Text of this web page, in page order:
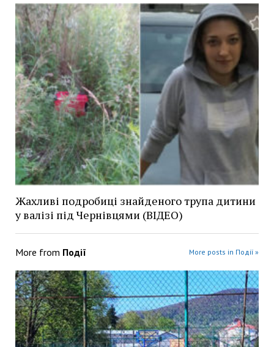
Жахливі подробиці знайденого трупа дитини
у валізі під Чернівцями (ВІДЕО)
More from Події More posts in Події »